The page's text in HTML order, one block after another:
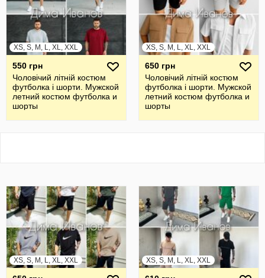
XS, S, M, L, XL, XXL
550 грн
Чоловічий літній костюм
футболка і шорти. Мужской
летний костюм футболка и
шорты
XS, S, M, L, XL, XXL
650 грн
Чоловічий літній костюм
футболка і шорти. Мужской
летний костюм футболка и
шорты
XS, S, M, L, XL, XXL XS, S, M, L, XL, XXL